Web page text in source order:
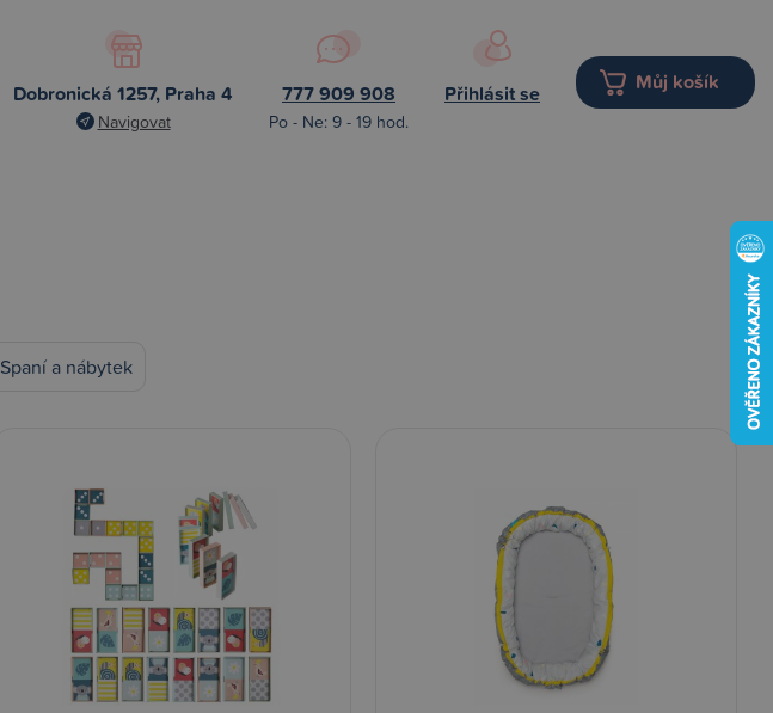
Dobronická 1257, Praha 4
Navigovat
777 909 908
Po - Ne: 9 - 19 hod.
Přihlásit se Můj košík
Spaní a nábytek